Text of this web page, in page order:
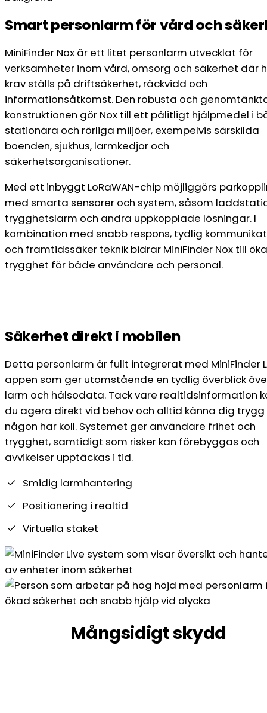
Smart personlarm för vård och
MiniFinder Nox är ett litet personlarm utvecklat för
verksamheter inom vård, omsorg och säkerhet där
krav ställs på driftsäkerhet, räckvidd och
informationsåtkomst. Den robusta och
konstruktionen gör Nox till ett pålitligt hjälpmedel i
stationära och rörliga miljöer, exempelvis särskilda
boenden, sjukhus, larmkedjor och
säkerhetsorganisationer.
Med ett inbyggt LoRaWAN-chip möjliggörs
med smarta sensorer och system, såsom
trygghetslarm och andra uppkopplade lösningar. I
kombination med snabb respons, tydlig
och framtidssäker teknik bidrar MiniFinder Nox till
trygghet för både användare och personal.
Säkerhet direkt i mobilen
Detta personlarm är fullt integrerat med MiniFinder
appen som ger utomstående en tydlig överblick
larm och hälsodata. Tack vare realtidsinformation
du agera direkt vid behov och alltid känna dig
någon har koll. Systemet ger användare frihet och
trygghet, samtidigt som risker kan förebyggas och
avvikelser upptäckas i tid.
Smidig larmhantering
Positionering i realtid
Virtuella staket
Mångsidigt skydd